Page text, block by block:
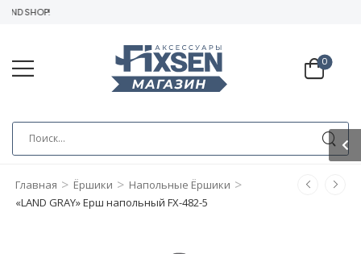
SHOP!
0
Главная > Ёршики > Напольные Ёршики >
«LAND GRAY» Ерш напольный FX-482-5